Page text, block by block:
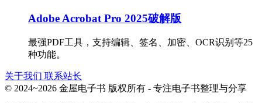
Adobe Acrobat Pro 2025破解版
最强PDF工具，支持编辑、签名、加密、OCR识别等25
种功能。
关于我们 联系站长
© 2024~2026 金屋电子书 版权所有 - 专注电子书整理与分享